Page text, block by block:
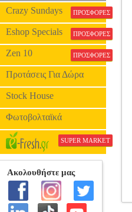
Crazy Sundays ΠΡΟΣΦΟΡΕΣ
Eshop Specials ΠΡΟΣΦΟΡΕΣ
Zen 10 ΠΡΟΣΦΟΡΕΣ
Προτάσεις Για Δώρα
Stock House
Φωτοβολταϊκά
SUPER MARKET